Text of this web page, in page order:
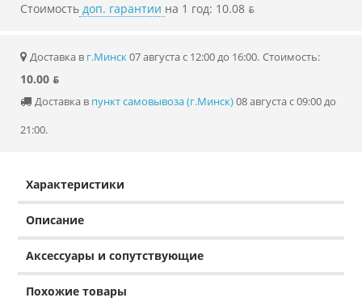
Стоимость доп. гарантии на 1 год: 10.08 ƃ
Доставка в г.Минск07 августа с 12:00 до 16:00. Стоимость:
10.00 ƃ
Доставка в пункт самовывоза (г.Минск)08 августа с 09:00 до
21:00.
Характеристики
Описание
Аксессуары и сопутствующие
Похожие товары